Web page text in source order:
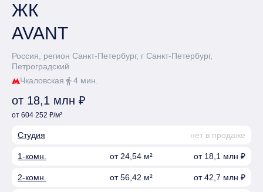
ЖК
AVANT
Россия, регион Санкт-Петербург, г Санкт-Петербург,
Петроградский
Чкаловская directions_walk4 мин.
от 18,1 млн ₽
от 604 252 ₽/м²
Студия нет в продаже
1-комн. от 24,54 м² от 18,1 млн ₽
2-комн. от 56,42 м² от 42,7 млн ₽